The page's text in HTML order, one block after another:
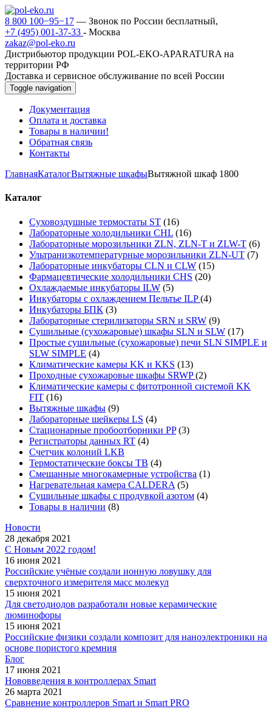
8 800 100−95−17 — Звонок по России бесплатный,
+7 (495) 001-37-33 - Москва
zakaz@pol-eko.ru
Дистрибьютор продукции POL-EKO-APARATURA на
территории РФ
Доставка и сервисное обслуживание по всей России
Toggle navigation
Документация
Оплата и доставка
Товары в наличии!
Обратная связь
Контакты
ГлавнаяКаталогВытяжные шкафыВытяжной шкаф 1800
Каталог
Суховоздушные термостаты ST (16)
Лабораторные холодильники CHL (16)
Лабораторные морозильники ZLN, ZLN-T и ZLW-T (6)
Ультранизкотемпературные морозильники ZLN-UT (7)
Лабораторные инкубаторы CLN и CLW (15)
Фармацевтические холодильники CHS (20)
Охлаждаемые инкубаторы ILW (5)
Инкубаторы с охлаждением Пельтье ILP(4)
Инкубаторы БПК (3)
Лабораторные стерилизаторы SRN и SRW (9)
Сушильные (сухожаровые) шкафы SLN и SLW (17)
Простые сушильные (сухожаровые) печи SLN SIMPLE и
SLW SIMPLE (4)
Климатические камеры KK и KKS (13)
Проходные сухожаровые шкафы SRWP(2)
Климатические камеры с фитотронной системой KK
FIT (16)
Вытяжные шкафы (9)
Лабораторные шейкеры LS (4)
Стационарные пробоотборники PP (3)
Регистраторы данных RT (4)
Счетчик колоний LKB
Термостатические боксы TB (4)
Смешанные многокамерные устройства (1)
Нагревательная камера CALDERA (5)
Сушильные шкафы с продувкой азотом (4)
Товары в наличии (8)
Новости
28 декабря 2021
С Новым 2022 годом!
16 июня 2021
Российские учёные создали ионную ловушку для
сверхточного измерителя масс молекул
15 июня 2021
Для светодиодов разработали новые керамические
люминофоры
15 июня 2021
Российские физики создали композит для наноэлектроники на
основе пористого кремния
Блог
17 июня 2021
Нововведения в контроллерах Smart
26 марта 2021
Сравнение контроллеров Smart и Smart PRO